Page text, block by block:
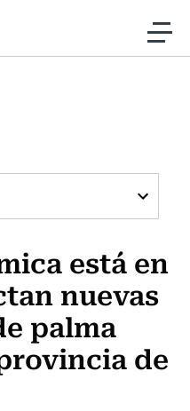
al contenido
está en
nuevas
palma
de